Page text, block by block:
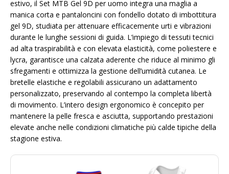
estivo, il Set MTB Gel 9D per uomo integra una maglia a
manica corta e pantaloncini con fondello dotato di imbottitura
gel 9D, studiata per attenuare efficacemente urti e vibrazioni
durante le lunghe sessioni di guida. L’impiego di tessuti tecnici
ad alta traspirabilità e con elevata elasticità, come poliestere e
lycra, garantisce una calzata aderente che riduce al minimo gli
sfregamenti e ottimizza la gestione dell’umidità cutanea. Le
bretelle elastiche e regolabili assicurano un adattamento
personalizzato, preservando al contempo la completa libertà
di movimento. L’intero design ergonomico è concepito per
mantenere la pelle fresca e asciutta, supportando prestazioni
elevate anche nelle condizioni climatiche più calde tipiche della
stagione estiva.